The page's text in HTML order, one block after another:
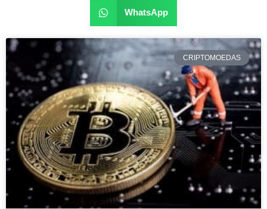
WhatsApp
CRIPTOMOEDAS